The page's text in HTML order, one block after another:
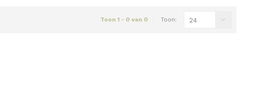
Toon 1 - 0 van 0 Toon: 24